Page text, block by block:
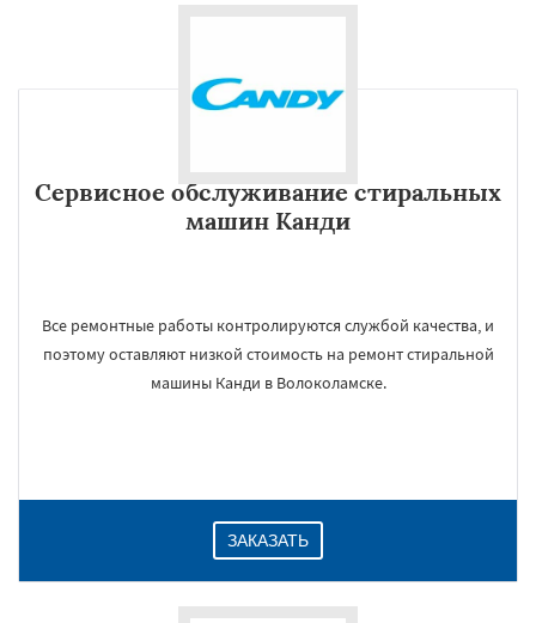
Сервисное обслуживание стиральных
машин Канди
Все ремонтные работы контролируются службой качества, и
поэтому оставляют низкой стоимость на ремонт стиральной
машины Канди в Волоколамске.
ЗАКАЗАТЬ